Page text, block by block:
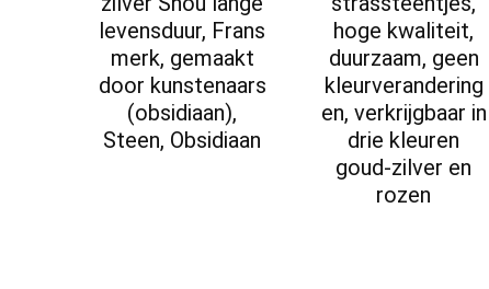
levensduur, Frans
merk, gemaakt
door kunstenaars
(obsidiaan),
Steen, Obsidiaan
hoge kwaliteit,
duurzaam, geen
kleurverandering
en, verkrijgbaar in
drie kleuren
goud-zilver en
rozen